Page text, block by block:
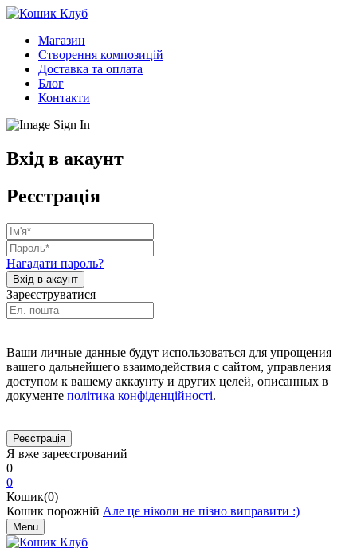
Магазин
Створення композицій
Доставка та оплата
Блог
Контакти
Вхід в акаунт
Реєстрація
Нагадати пароль?
Зареєструватися
Ваши личные данные будут использоваться для упрощения
вашего дальнейшего взаимодействия с сайтом, управления
доступом к вашему аккаунту и других целей, описанных в
документе політика конфіденційності.
Я вже зареєстрований
0
0
Кошик(0)
Кошик порожній Але це ніколи не пізно виправити :)
Menu